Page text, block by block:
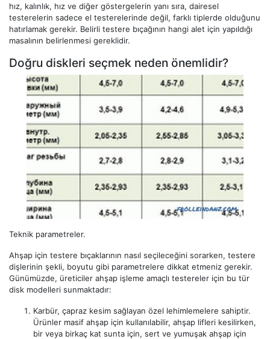
hız, kalınlık, hız ve diğer göstergelerin yanı sıra, dairesel
testerelerin sadece el testerelerinde değil, farklı tiplerde olduğunu
hatırlamak gerekir. Belirli testere bıçağının hangi alet için yapıldığı
masalının belirlenmesi gereklidir.
Doğru diskleri seçmek neden önemlidir?
Teknik parametreler.
Ahşap için testere bıçaklarının nasıl seçileceğini sorarken, testere
dişlerinin şekli, boyutu gibi parametrelere dikkat etmeniz gerekir.
Günümüzde, üreticiler ahşap işleme amaçlı testereler için bu tür
disk modelleri sunmaktadır:
Karbür, çapraz kesim sağlayan özel lehimlemelere sahiptir.
Ürünler masif ahşap için kullanılabilir, ahşap lifleri kesilirken,
bir veya birkaç kat sunta için, sert ve yumuşak ahşap için